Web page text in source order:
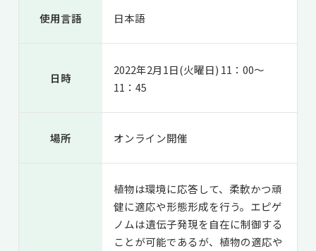
国際学生ワークショップ
UCDリトリート
UCDオンラインゼミナール
保護者の方へ
使用言語 日本語
日時
2022年2月1日(火曜日) 11：00～
11：45
場所 オンライン開催
植物は環境に応答して、柔軟かつ頑
健に適応や形態形成を行う。エピゲ
ノムは遺伝子発現を自在に制御する
ことが可能であるが、植物の適応や